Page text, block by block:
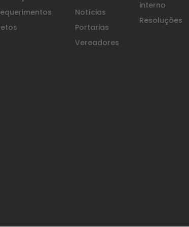
Notícias
Portarias
Vereadores
interno
Resoluções